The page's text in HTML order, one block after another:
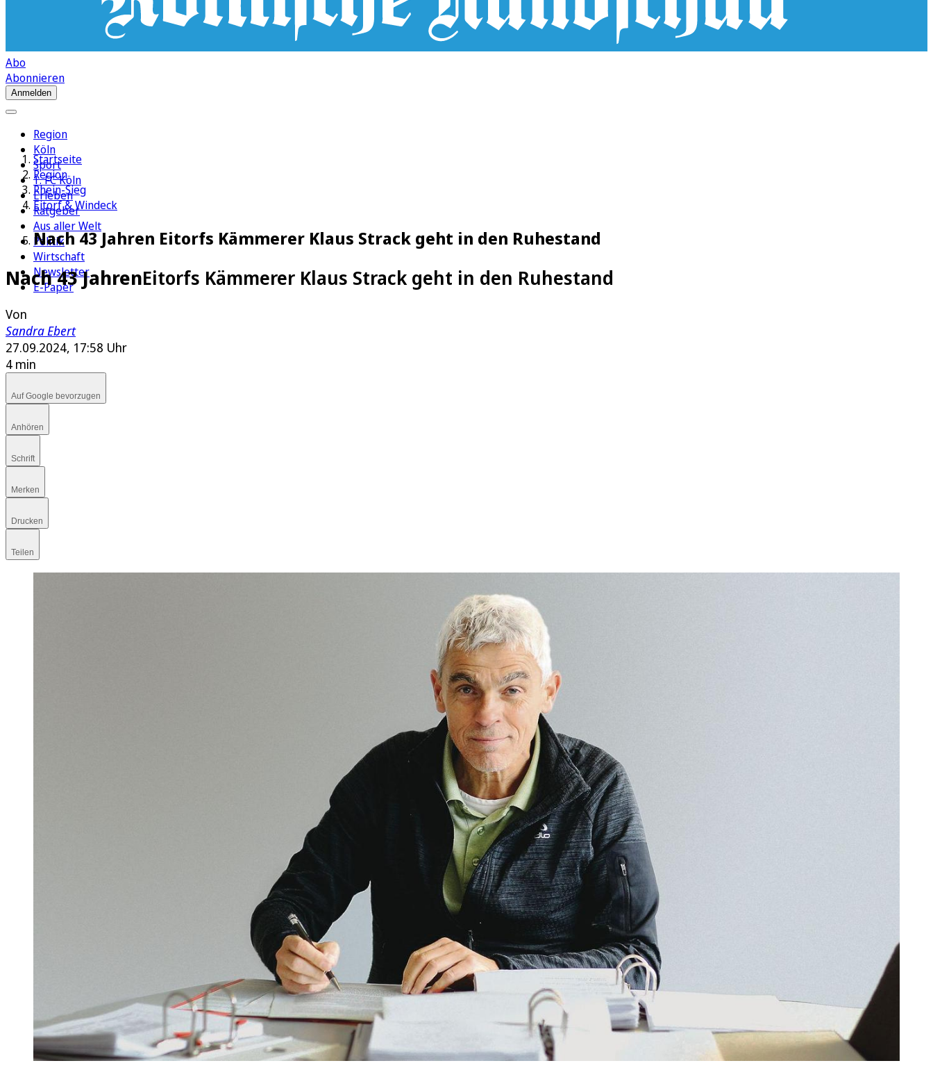
Abo
Abonnieren
Anmelden
Region
Köln
Sport
1. FC Köln
Erleben
Ratgeber
Aus aller Welt
Politik
Wirtschaft
Newsletter
E-Paper
Startseite
Region
Rhein-Sieg
Eitorf & Windeck
Nach 43 Jahren Eitorfs Kämmerer Klaus Strack geht in den Ruhestand
Nach 43 JahrenEitorfs Kämmerer Klaus Strack geht in den Ruhestand
Von
Sandra Ebert
27.09.2024, 17:58 Uhr
4 min
Auf Google bevorzugen
Anhören
Schrift
Merken
Drucken
Teilen